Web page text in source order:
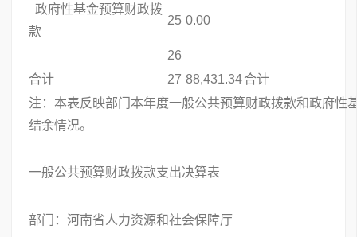
政府性基金预算财政拨
款
25 0.00
26
合计
27 88,431.34合计
注：本表反映部门本年度一般公共预算财政拨款和政府性
结余情况。
一般公共预算财政拨款支出决算表
部门：河南省人力资源和社会保障厅